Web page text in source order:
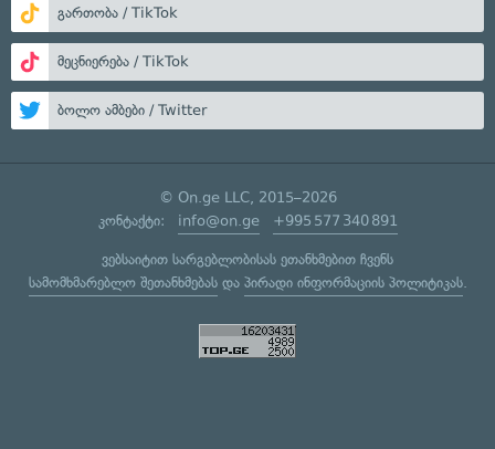
გართობა / TikTok
მეცნიერება / TikTok
ბოლო ამბები / Twitter
© On.ge LLC, 2015–2026
კონტაქტი: info@on.ge +995 577 340 891
ვებსაიტით სარგებლობისას ეთანხმებით ჩვენს
სამომხმარებლო შეთანხმებასდა პირადი ინფორმაციის პოლიტიკას.